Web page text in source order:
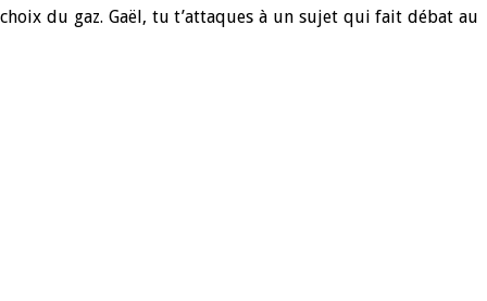
du gaz. Gaël, tu t’attaques à un sujet qui fait débat au